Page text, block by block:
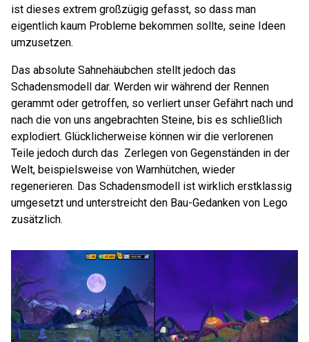
ist dieses extrem großzügig gefasst, so dass man
eigentlich kaum Probleme bekommen sollte, seine Ideen
umzusetzen.
Das absolute Sahnehäubchen stellt jedoch das
Schadensmodell dar. Werden wir während der Rennen
gerammt oder getroffen, so verliert unser Gefährt nach und
nach die von uns angebrachten Steine, bis es schließlich
explodiert. Glücklicherweise können wir die verlorenen
Teile jedoch durch das Zerlegen von Gegenständen in der
Welt, beispielsweise von Warnhütchen, wieder
regenerieren. Das Schadensmodell ist wirklich erstklassig
umgesetzt und unterstreicht den Bau-Gedanken von Lego
zusätzlich.